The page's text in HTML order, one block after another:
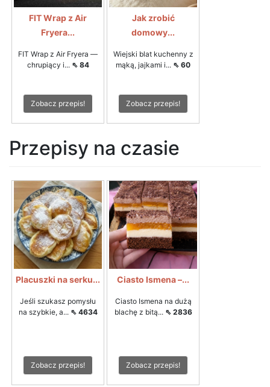
FIT Wrap z Air
Fryera...
FIT Wrap z Air Fryera —
chrupiący i... ⇖ 84
Zobacz przepis!
Jak zrobić
domowy...
Wiejski blat kuchenny z
mąką, jajkami i... ⇖ 60
Zobacz przepis!
Przepisy na czasie
Placuszki na serku...
Jeśli szukasz pomysłu
na szybkie, a... ⇖ 4634
Zobacz przepis!
Ciasto Ismena –...
Ciasto Ismena na dużą
blachę z bitą... ⇖ 2836
Zobacz przepis!